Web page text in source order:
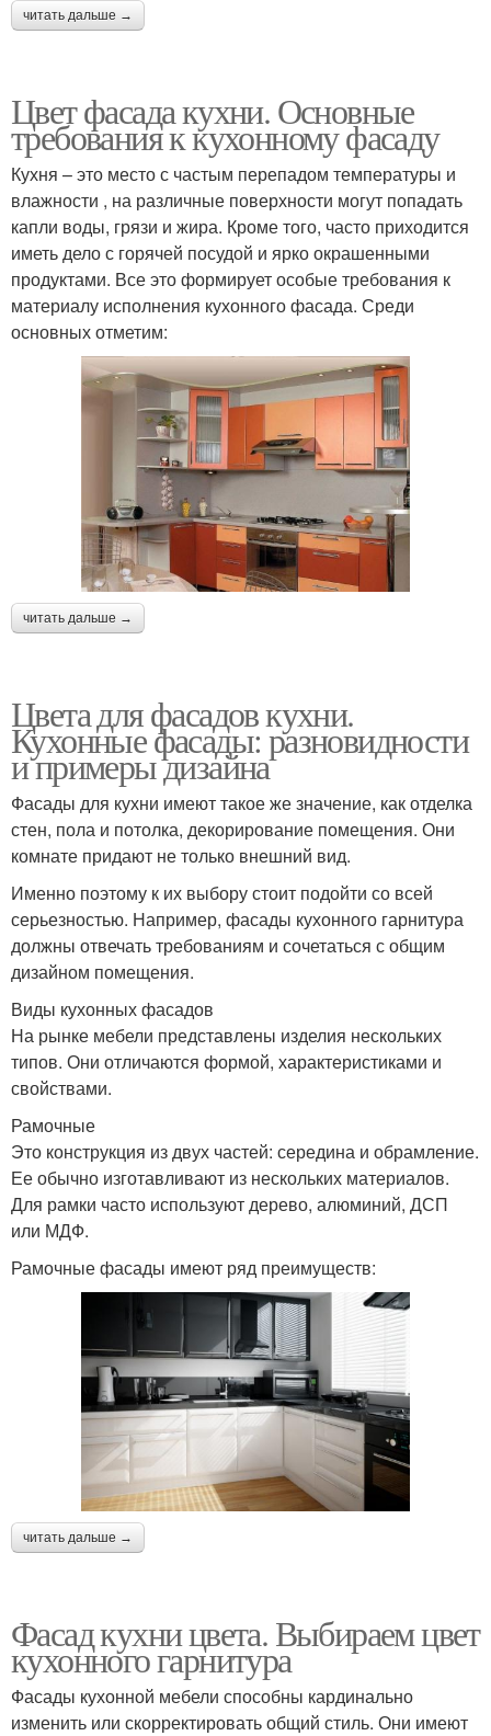
читать дальше →
Цвет фасада кухни. Основные
требования к кухонному фасаду
Кухня – это место с частым перепадом температуры и
влажности , на различные поверхности могут попадать
капли воды, грязи и жира. Кроме того, часто приходится
иметь дело с горячей посудой и ярко окрашенными
продуктами. Все это формирует особые требования к
материалу исполнения кухонного фасада. Среди
основных отметим:
читать дальше →
Цвета для фасадов кухни.
Кухонные фасады: разновидности
и примеры дизайна
Фасады для кухни имеют такое же значение, как отделка
стен, пола и потолка, декорирование помещения. Они
комнате придают не только внешний вид.
Именно поэтому к их выбору стоит подойти со всей
серьезностью. Например, фасады кухонного гарнитура
должны отвечать требованиям и сочетаться с общим
дизайном помещения.
Виды кухонных фасадов
На рынке мебели представлены изделия нескольких
типов. Они отличаются формой, характеристиками и
свойствами.
Рамочные
Это конструкция из двух частей: середина и обрамление.
Ее обычно изготавливают из нескольких материалов.
Для рамки часто используют дерево, алюминий, ДСП
или МДФ.
Рамочные фасады имеют ряд преимуществ:
читать дальше →
Фасад кухни цвета. Выбираем цвет
кухонного гарнитура
Фасады кухонной мебели способны кардинально
изменить или скорректировать общий стиль. Они имеют